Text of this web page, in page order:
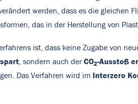
werden, dass es die gleichen
das in der Herstellung von
ist, dass keine Zugabe von
, sondern auch derCO2-Ausstoß
Das Verfahren wird im Interzero